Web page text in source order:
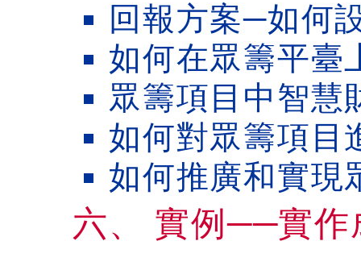
回報方案─如何
如何在眾籌平臺
眾籌項目中智慧
如何對眾籌項目
如何推廣和實現
六、 實例──實作